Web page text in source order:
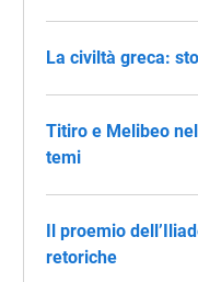
La civiltà greca:
Titiro e Melibeo
temi
Il proemio
retoriche